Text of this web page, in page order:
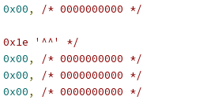
0x00, /* 0000000000 */
0x1e '^^' */
0x00,
/* 0000000000 */
0x00,
/* 0000000000 */
0x00,
/* 0000000000 */